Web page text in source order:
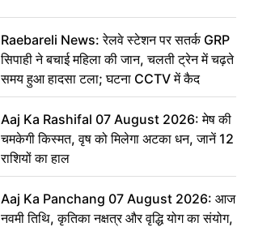
Raebareli News: रेलवे स्टेशन पर सतर्क GRP
सिपाही ने बचाई महिला की जान, चलती ट्रेन में चढ़ते
समय हुआ हादसा टला; घटना CCTV में कैद
Aaj Ka Rashifal 07 August 2026: मेष की
चमकेगी किस्मत, वृष को मिलेगा अटका धन, जानें 12
राशियों का हाल
Aaj Ka Panchang 07 August 2026: आज
नवमी तिथि, कृतिका नक्षत्र और वृद्धि योग का संयोग,